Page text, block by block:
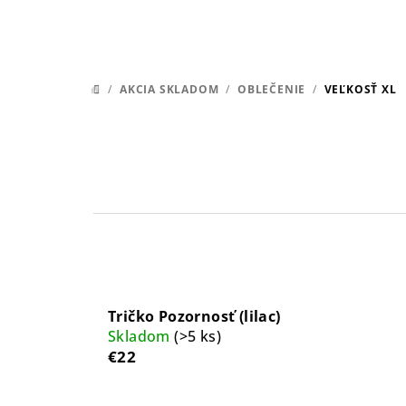
DOMOV
/ AKCIA SKLADOM / OBLEČENIE / VEĽKOSŤ XL
Tričko Pozornosť (lilac)
Skladom(>5 ks)
€22